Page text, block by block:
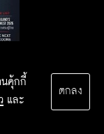
นคุ้กกี้
และ
ตกลง